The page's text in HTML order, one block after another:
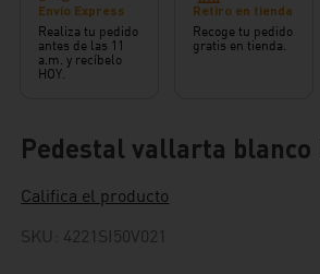
Envío Express
Realiza tu pedido
antes de las 11
a.m. y recíbelo
HOY.
Retiro en tienda
Recoge tu pedido
gratis en tienda.
Pedestal vallarta
Califica el producto
SKU : 4221SI50V021